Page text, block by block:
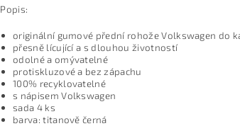
Popis:
originální gumové přední rohože Volkswagen do
přesně lícující a s dlouhou životností
odolné a omývatelné
protiskluzové a bez zápachu
100% recyklovatelné
s nápisem Volkswagen
sada 4 ks
barva: titanově černá